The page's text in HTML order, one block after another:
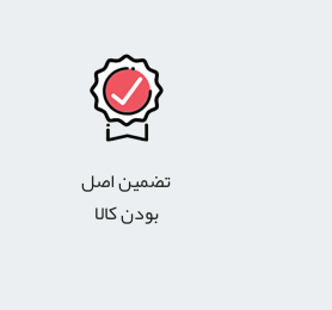
تضمین اصل
بودن کالا